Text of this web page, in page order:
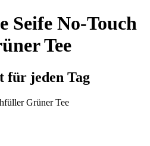
Seife No-Touch
Tee
für jeden Tag
Grüner Tee